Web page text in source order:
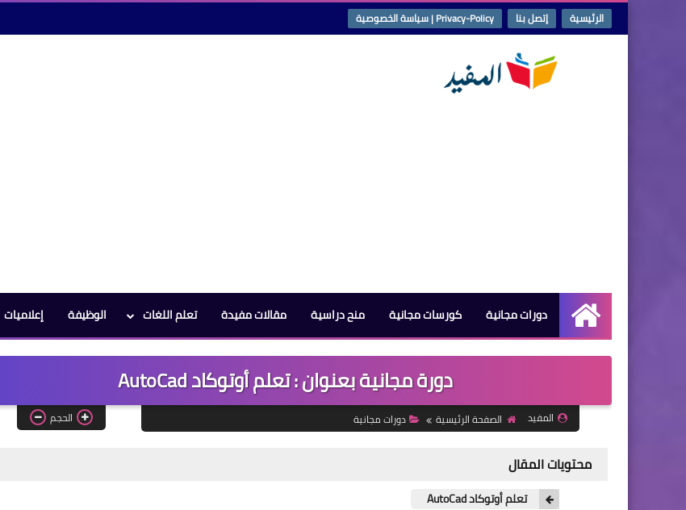
الرئيسية إتصل بنا Privacy-Policy | سياسة الخصوصية
الرئيسية
دورات مجانية كورسات مجانية منح دراسية مقالات مفيدة تعلم اللغات الوظيفة إعلاميات
دورة مجانية بعنوان : تعلم أوتوكاد AutoCad
المفيد الصفحة الرئيسية دورات مجانية الحجم
محتويات المقال
تعلم أوتوكاد AutoCad